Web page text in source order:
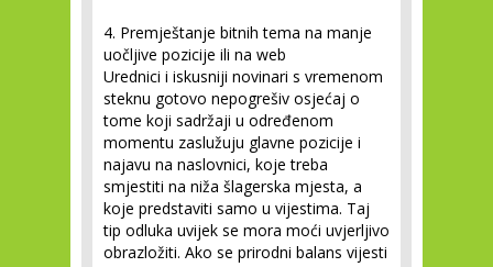
4. Premještanje bitnih tema na manje
uočljive pozicije ili na web
Urednici i iskusniji novinari s vremenom
steknu gotovo nepogrešiv osjećaj o
tome koji sadržaji u određenom
momentu zaslužuju glavne pozicije i
najavu na naslovnici, koje treba
smjestiti na niža šlagerska mjesta, a
koje predstaviti samo u vijestima. Taj
tip odluka uvijek se mora moći uvjerljivo
obrazložiti. Ako se prirodni balans vijesti